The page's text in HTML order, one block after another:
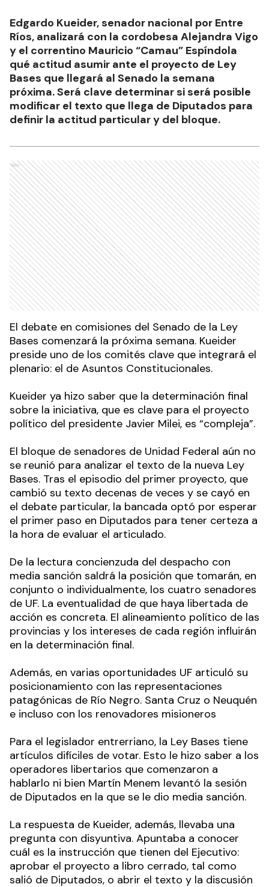
Edgardo Kueider, senador nacional por Entre
Ríos, analizará con la cordobesa Alejandra Vigo
y el correntino Mauricio “Camau” Espíndola
qué actitud asumir ante el proyecto de Ley
Bases que llegará al Senado la semana
próxima. Será clave determinar si será posible
modificar el texto que llega de Diputados para
definir la actitud particular y del bloque.
Ads
El debate en comisiones del Senado de la Ley
Bases comenzará la próxima semana. Kueider
preside uno de los comités clave que integrará el
plenario: el de Asuntos Constitucionales.
Kueider ya hizo saber que la determinación final
sobre la iniciativa, que es clave para el proyecto
político del presidente Javier Milei, es “compleja”.
El bloque de senadores de Unidad Federal aún no
se reunió para analizar el texto de la nueva Ley
Bases. Tras el episodio del primer proyecto, que
cambió su texto decenas de veces y se cayó en
el debate particular, la bancada optó por esperar
el primer paso en Diputados para tener certeza a
la hora de evaluar el articulado.
De la lectura concienzuda del despacho con
media sanción saldrá la posición que tomarán, en
conjunto o individualmente, los cuatro senadores
de UF. La eventualidad de que haya libertada de
acción es concreta. El alineamiento político de las
provincias y los intereses de cada región influirán
en la determinación final.
Además, en varias oportunidades UF articuló su
posicionamiento con las representaciones
patagónicas de Río Negro. Santa Cruz o Neuquén
e incluso con los renovadores misioneros
Para el legislador entrerriano, la Ley Bases tiene
artículos difíciles de votar. Esto le hizo saber a los
operadores libertarios que comenzaron a
hablarlo ni bien Martín Menem levantó la sesión
de Diputados en la que se le dio media sanción.
La respuesta de Kueider, además, llevaba una
pregunta con disyuntiva. Apuntaba a conocer
cuál es la instrucción que tienen del Ejecutivo:
aprobar el proyecto a libro cerrado, tal como
salió de Diputados, o abrir el texto y la discusión